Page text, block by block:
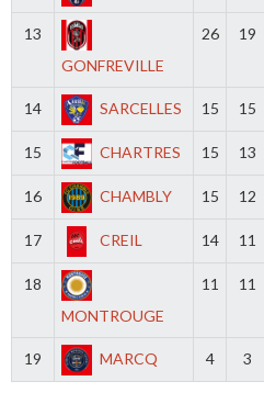
13
GONFREVILLE
26 19
14 SARCELLES 15 15
15 CHARTRES 15 13
16 CHAMBLY 15 12
17 CREIL 14 11
18
MONTROUGE
11 11
19 MARCQ 4 3